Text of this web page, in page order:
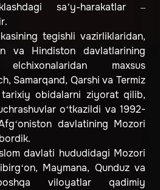
sa’y-harakatlar –
tegishli vazirliklaridan,
va Hindiston davlatlarining
elchixonalaridan maxsus
Samarqand, Qarshi va Termiz
tarixiy obidalarni ziyorat qilib,
o‘tkazildi va 1992-
davlatining Mozori
davlati hududidagi Mozori
Maymana, Qunduz va
viloyatlar qadimiy